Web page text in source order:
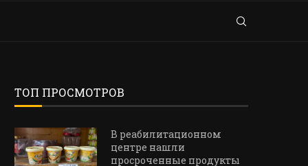
ТОП ПРОСМОТРОВ
В реабилитационном
центре нашли
просроченные продукты